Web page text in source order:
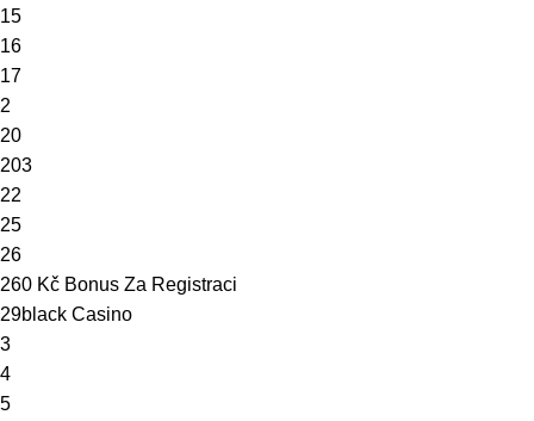
15
16
17
2
20
203
22
25
26
260 Kč Bonus Za Registraci
29black Casino
3
4
5